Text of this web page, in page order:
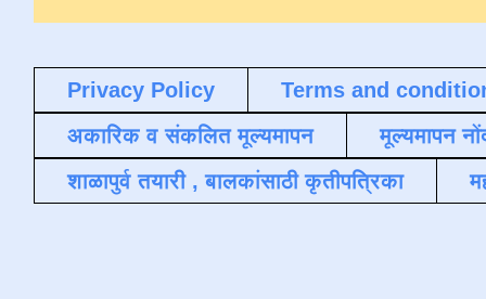
Privacy Policy
Terms and
अकारिक व संकलित मूल्यमापन
मूल्यमापन
शाळापुर्व तयारी , बालकांसाठी कृतीपत्रिका